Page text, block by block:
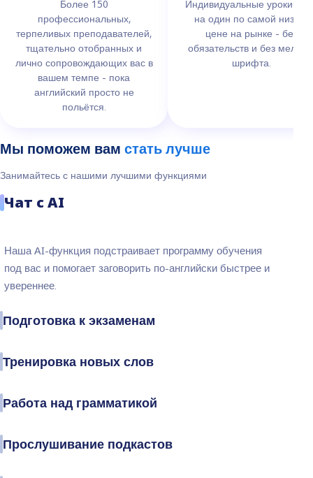
Более 150
профессиональных,
терпеливых преподавателей,
тщательно отобранных и
лично сопровождающих вас в
вашем темпе - пока
английский просто не
польётся.
Индивидуальные уроки
на один по самой низкой
цене на рынке - без
обязательств и без
шрифта.
Мы поможем вам стать лучше
Занимайтесь с нашими лучшими функциями
Чат с AI
Наша AI-функция подстраивает программу обучения
под вас и помогает заговорить по-английски быстрее и
увереннее.
Подготовка к экзаменам
Тренировка новых слов
Работа над грамматикой
Прослушивание подкастов